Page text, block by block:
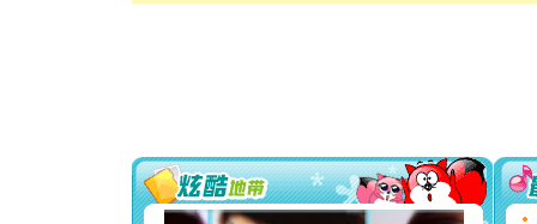
你太多，
要平安！
[圣诞节]
能正大